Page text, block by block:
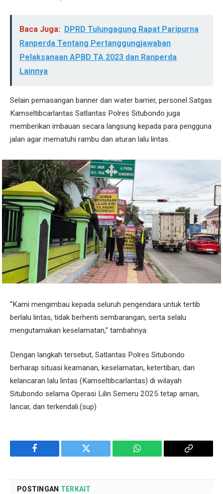
Baca Juga: DPRD Tulungagung Rapat Paripurna
Ranperda Tentang Pertanggungjawaban
Pelaksanaan APBD TA 2023 dan Ranperda
Lainnya
Selain pemasangan banner dan water barrier, personel Satgas
Kamseltibcarlantas Satlantas Polres Situbondo juga
memberikan imbauan secara langsung kepada para pengguna
jalan agar mematuhi rambu dan aturan lalu lintas.
“Kami mengimbau kepada seluruh pengendara untuk tertib
berlalu lintas, tidak berhenti sembarangan, serta selalu
mengutamakan keselamatan,” tambahnya.
Dengan langkah tersebut, Satlantas Polres Situbondo
berharap situasi keamanan, keselamatan, ketertiban, dan
kelancaran lalu lintas (Kamseltibcarlantas) di wilayah
Situbondo selama Operasi Lilin Semeru 2025 tetap aman,
lancar, dan terkendali.(sup)
Facebook Twitter WhatsApp
Copy
POSTINGAN TERKAIT